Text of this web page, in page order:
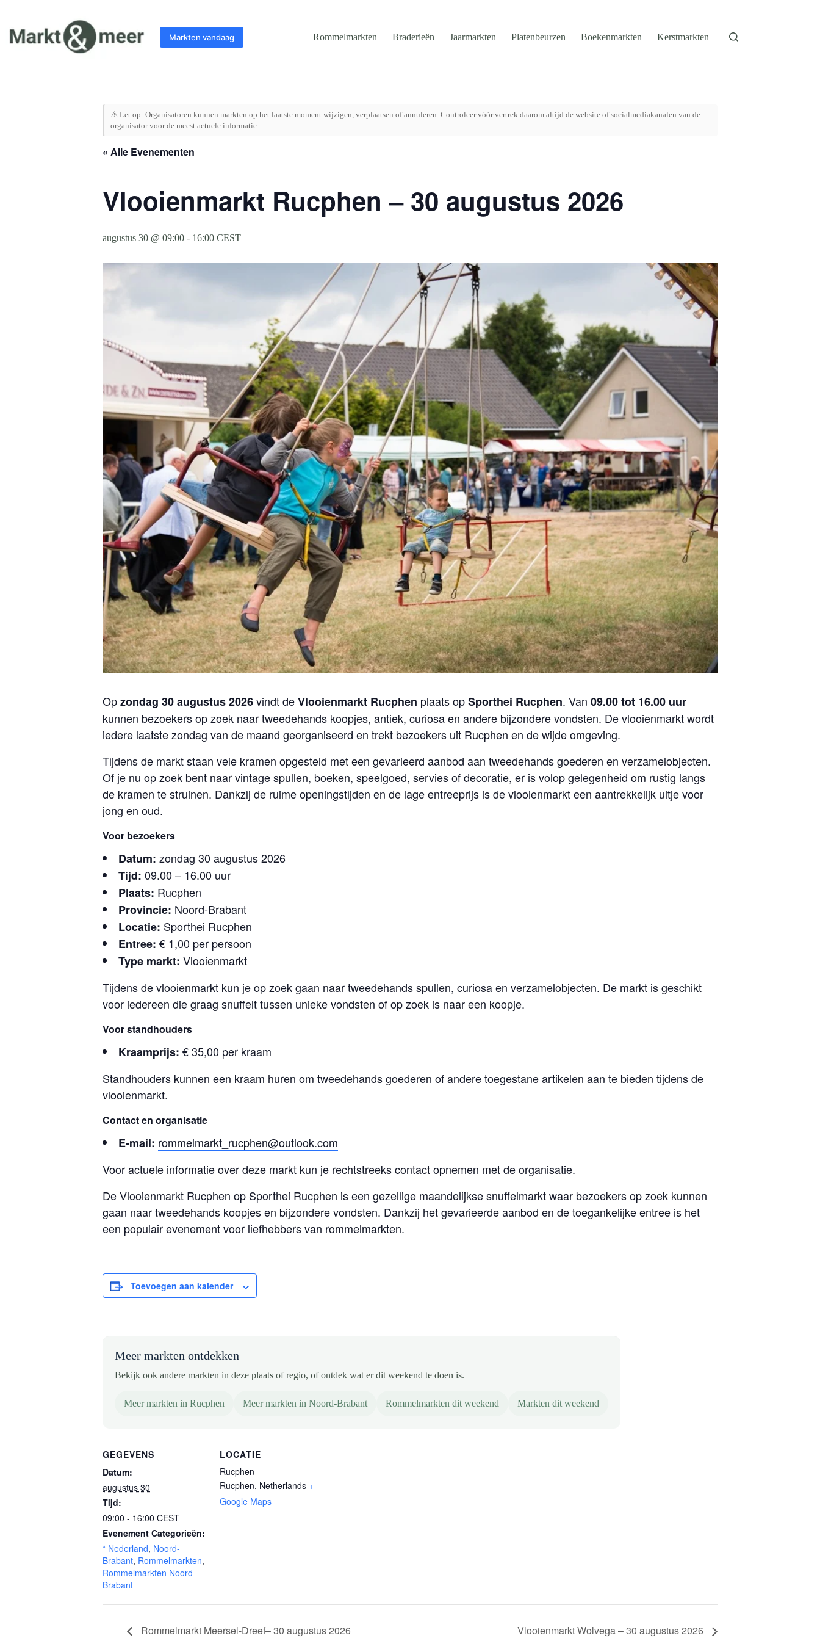
inhoud
Markten vandaag Rommelmarkten Braderieën Jaarmarkten Platenbeurzen Boekenmarkten Kerstmarkten
⚠️ Let op: Organisatoren kunnen markten op het laatste moment wijzigen, verplaatsen of annuleren. Controleer vóór vertrek daarom altijd de website of socialmediakanalen van de
organisator voor de meest actuele informatie.
« Alle Evenementen
Vlooienmarkt Rucphen – 30 augustus 2026
augustus 30 @ 09:00 - 16:00 CEST
Opzondag 30 augustus 2026vindt deVlooienmarkt Rucphen plaats opSporthei Rucphen. Van 09.00 tot 16.00 uur
kunnen bezoekers op zoek naar tweedehands koopjes, antiek, curiosa en andere bijzondere vondsten. De vlooienmarkt wordt
iedere laatste zondag van de maand georganiseerd en trekt bezoekers uit Rucphen en de wijde omgeving.
Tijdens de markt staan vele kramen opgesteld met een gevarieerd aanbod aan tweedehands goederen en verzamelobjecten.
Of je nu op zoek bent naar vintage spullen, boeken, speelgoed, servies of decoratie, er is volop gelegenheid om rustig langs
de kramen te struinen. Dankzij de ruime openingstijden en de lage entreeprijs is de vlooienmarkt een aantrekkelijk uitje voor
jong en oud.
Voor bezoekers
Datum: zondag 30 augustus 2026
Tijd: 09.00 – 16.00 uur
Plaats: Rucphen
Provincie: Noord-Brabant
Locatie: Sporthei Rucphen
Entree: € 1,00 per persoon
Type markt: Vlooienmarkt
Tijdens de vlooienmarkt kun je op zoek gaan naar tweedehands spullen, curiosa en verzamelobjecten. De markt is geschikt
voor iedereen die graag snuffelt tussen unieke vondsten of op zoek is naar een koopje.
Voor standhouders
Kraamprijs: € 35,00 per kraam
Standhouders kunnen een kraam huren om tweedehands goederen of andere toegestane artikelen aan te bieden tijdens de
vlooienmarkt.
Contact en organisatie
E-mail: rommelmarkt_rucphen@outlook.com
Voor actuele informatie over deze markt kun je rechtstreeks contact opnemen met de organisatie.
De Vlooienmarkt Rucphen op Sporthei Rucphen is een gezellige maandelijkse snuffelmarkt waar bezoekers op zoek kunnen
gaan naar tweedehands koopjes en bijzondere vondsten. Dankzij het gevarieerde aanbod en de toegankelijke entree is het
een populair evenement voor liefhebbers van rommelmarkten.
Toevoegen aan kalender
Meer markten ontdekken
Bekijk ook andere markten in deze plaats of regio, of ontdek wat er dit weekend te doen is.
Meer markten in Rucphen Meer markten in Noord-Brabant Rommelmarkten dit weekend Markten dit weekend
GEGEVENS
Datum:
augustus 30
Tijd:
09:00 - 16:00 CEST
Evenement Categorieën:
* Nederland, Noord-
Brabant, Rommelmarkten,
Rommelmarkten Noord-
Brabant
LOCATIE
Rucphen
Rucphen, Netherlands +
Google Maps
Rommelmarkt Meersel-Dreef– 30 augustus 2026 Vlooienmarkt Wolvega – 30 augustus 2026